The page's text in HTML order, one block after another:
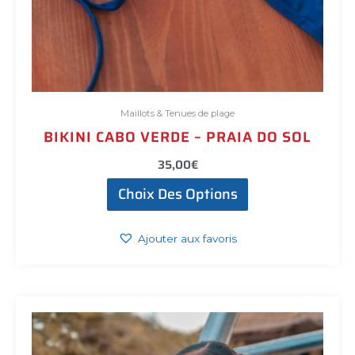
Maillots & Tenues de plage
BIKINI CABO VERDE – PRAIA DO SOL
35,00€
Choix Des Options
Ajouter aux favoris
produit
a